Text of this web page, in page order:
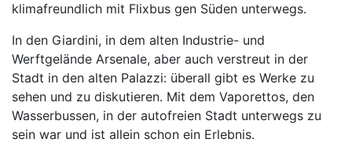
klimafreundlich mit Flixbus gen Süden unterwegs.
In den Giardini, in dem alten Industrie- und
Werftgelände Arsenale, aber auch verstreut in der
Stadt in den alten Palazzi: überall gibt es Werke zu
sehen und zu diskutieren. Mit dem Vaporettos, den
Wasserbussen, in der autofreien Stadt unterwegs zu
sein war und ist allein schon ein Erlebnis.